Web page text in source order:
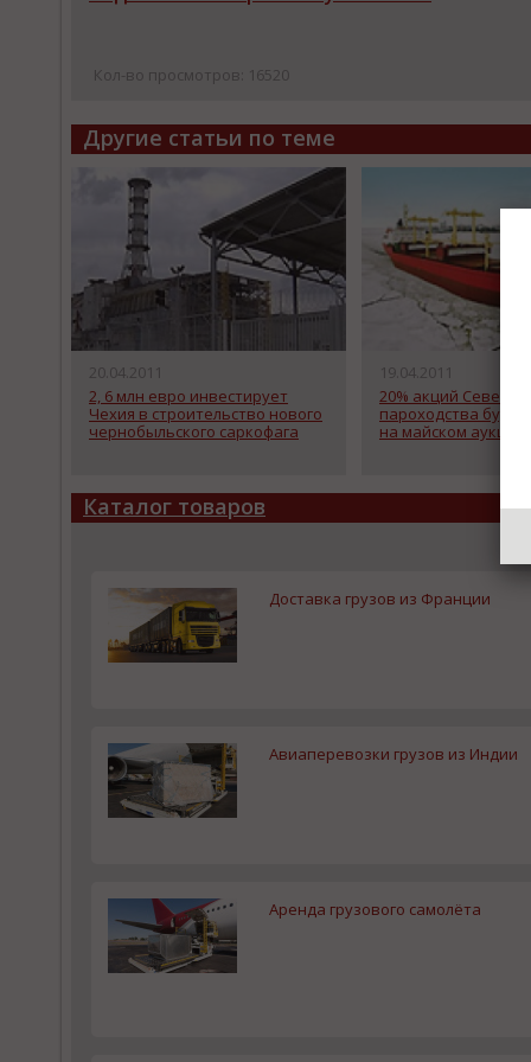
Кол-во просмотров: 16520
Другие статьи по теме
20.04.2011
2, 6 млн евро инвестирует
Чехия в строительство нового
чернобыльского саркофага
19.04.2011
20% акций
пароходства
на майском
Каталог товаров
Доставка грузов из Франции
Авиаперевозки грузов из Индии
Аренда грузового самолёта